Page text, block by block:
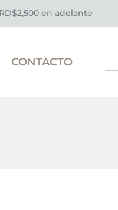
en adelante
CONTACTO